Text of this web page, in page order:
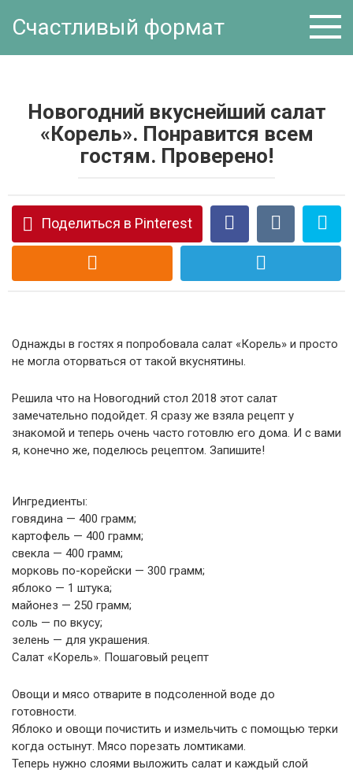
Счастливый формат
Новогодний вкуснейший салат
«Корель». Понравится всем
гостям. Проверено!
Поделиться в Pinterest
Однажды в гостях я попробовала салат «Корель» и просто
не могла оторваться от такой вкуснятины.
Решила что на Новогодний стол 2018 этот салат
замечательно подойдет. Я сразу же взяла рецепт у
знакомой и теперь очень часто готовлю его дома. И с вами
я, конечно же, поделюсь рецептом. Запишите!
Ингредиенты:
говядина — 400 грамм;
картофель — 400 грамм;
свекла — 400 грамм;
морковь по-корейски — 300 грамм;
яблоко — 1 штука;
майонез — 250 грамм;
соль — по вкусу;
зелень — для украшения.
Салат «Корель». Пошаговый рецепт
Овощи и мясо отварите в подсоленной воде до
готовности.
Яблоко и овощи почистить и измельчить с помощью терки
когда остынут. Мясо порезать ломтиками.
Теперь нужно слоями выложить салат и каждый слой